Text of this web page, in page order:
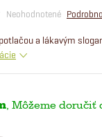
Neohodnotené
a lákavým